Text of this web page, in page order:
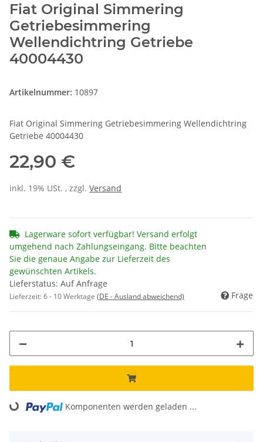
Fiat Original Simmering
Getriebesimmering
Wellendichtring Getriebe
40004430
Artikelnummer: 10897
Fiat Original Simmering Getriebesimmering Wellendichtring
Getriebe 40004430
22,90 €
inkl. 19% USt. , zzgl. Versand
Lagerware sofort verfügbar! Versand erfolgt
umgehend nach Zahlungseingang. Bitte beachten
Sie die genaue Angabe zur Lieferzeit des
gewünschten Artikels.
Lieferstatus: Auf Anfrage
Lieferzeit:6 - 10 Werktage (DE - Ausland abweichend) Frage
Loading... Komponenten werden geladen ...